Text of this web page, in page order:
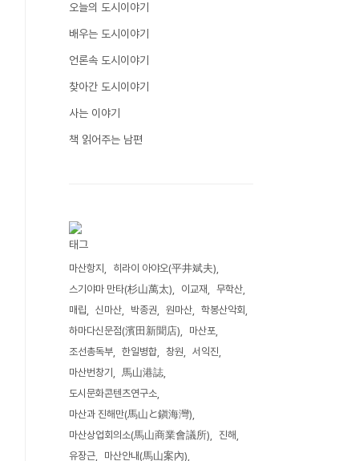
오늘의 도시이야기
배우는 도시이야기
언론속 도시이야기
찾아간 도시이야기
사는 이야기
책 읽어주는 남편
태그
마산항지
히라이 아야오(平井斌夫)
스기야마 만타(杉山萬太)
이교재
무학산
매립
신마산 박종권 원마산
학봉산악회
하마다신문점(濱田新聞店)
마산포
조선총독부
한일병합 창원
서익진
마산번창기
馬山港誌
도시문화콘텐츠연구소
마산과 진해만(馬山と鎭海灣)
마산상업회의소(馬山商業會議所)
진해
유장근
마산안내(馬山案內)